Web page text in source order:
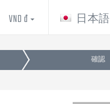
日本語
VND đ
確認